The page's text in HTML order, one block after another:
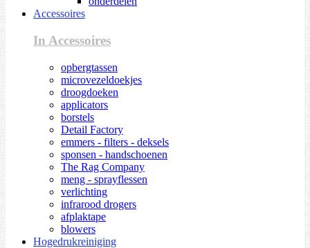
Accessoires
In Accessoires
opbergtassen
microvezeldoekjes
droogdoeken
applicators
borstels
Detail Factory
emmers - filters - deksels
sponsen - handschoenen
The Rag Company
meng - sprayflessen
verlichting
infrarood drogers
afplaktape
blowers
Hogedrukreiniging